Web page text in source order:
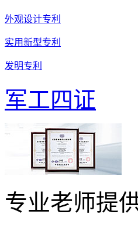
外观设计专利
实用新型专利
发明专利
军工四证
专业老师提